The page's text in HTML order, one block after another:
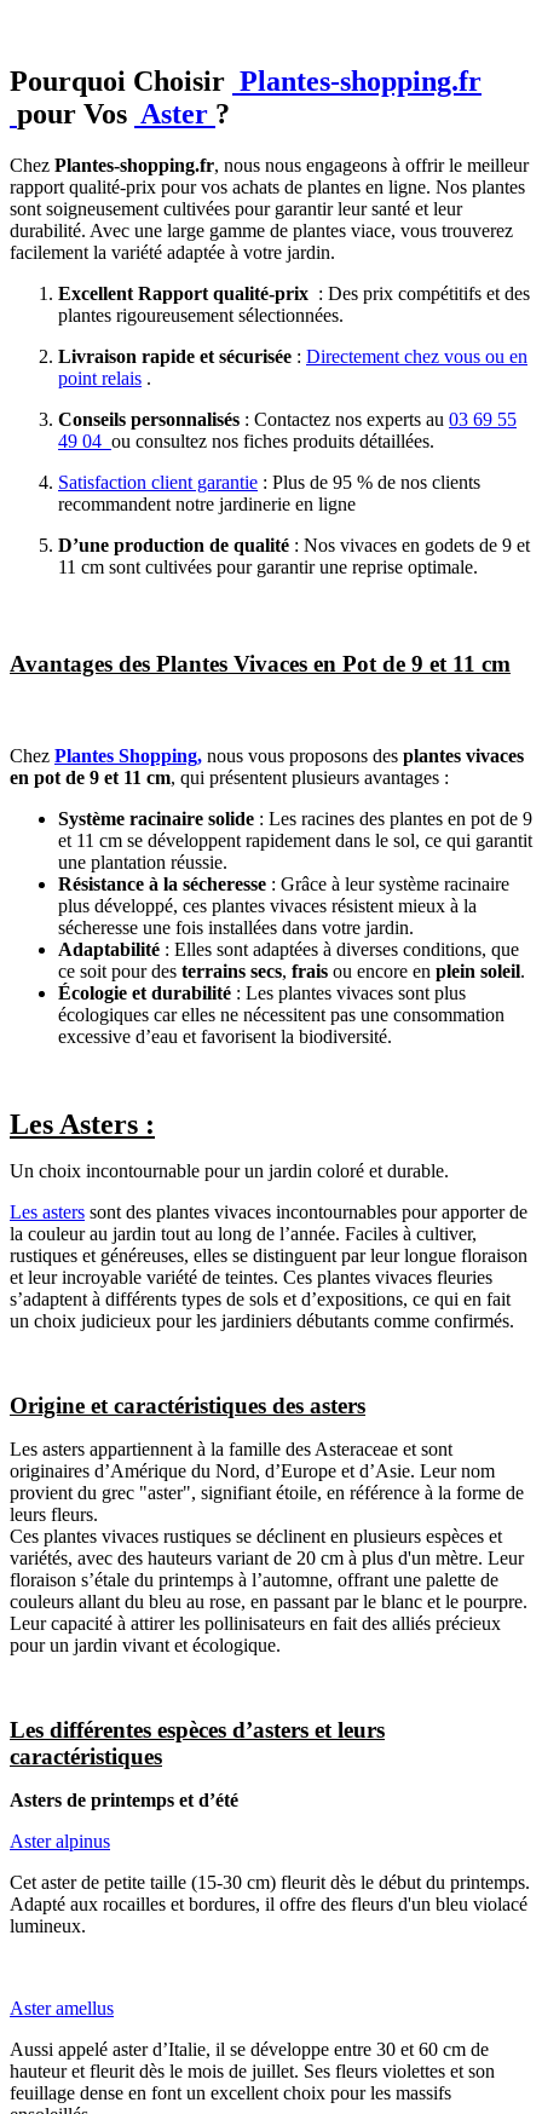
Pourquoi Choisir Plantes-shopping.fr
pour Vos Aster ?
Chez Plantes-shopping.fr, nous nous engageons à offrir le meilleur
rapport qualité-prix pour vos achats de plantes en ligne. Nos plantes
sont soigneusement cultivées pour garantir leur santé et leur
durabilité. Avec une large gamme de plantes viace, vous trouverez
facilement la variété adaptée à votre jardin.
Excellent Rapport qualité-prix : Des prix compétitifs et des
plantes rigoureusement sélectionnées.
Livraison rapide et sécurisée : Directement chez vous ou en
point relais .
Conseils personnalisés : Contactez nos experts au 03 69 55
49 04 ou consultez nos fiches produits détaillées.
Satisfaction client garantie : Plus de 95 % de nos clients
recommandent notre jardinerie en ligne
D’une production de qualité : Nos vivaces en godets de 9 et
11 cm sont cultivées pour garantir une reprise optimale.
Avantages des Plantes Vivaces en Pot de 9 et 11 cm
Chez Plantes Shopping, nous vous proposons des plantes vivaces
en pot de 9 et 11 cm, qui présentent plusieurs avantages :
Système racinaire solide : Les racines des plantes en pot de 9
et 11 cm se développent rapidement dans le sol, ce qui garantit
une plantation réussie.
Résistance à la sécheresse : Grâce à leur système racinaire
plus développé, ces plantes vivaces résistent mieux à la
sécheresse une fois installées dans votre jardin.
Adaptabilité : Elles sont adaptées à diverses conditions, que
ce soit pour des terrains secs, frais ou encore en plein soleil.
Écologie et durabilité : Les plantes vivaces sont plus
écologiques car elles ne nécessitent pas une consommation
excessive d’eau et favorisent la biodiversité.
Les Asters :
Un choix incontournable pour un jardin coloré et durable.
Les asters sont des plantes vivaces incontournables pour apporter de
la couleur au jardin tout au long de l’année. Faciles à cultiver,
rustiques et généreuses, elles se distinguent par leur longue floraison
et leur incroyable variété de teintes. Ces plantes vivaces fleuries
s’adaptent à différents types de sols et d’expositions, ce qui en fait
un choix judicieux pour les jardiniers débutants comme confirmés.
Origine et caractéristiques des asters
Les asters appartiennent à la famille des Asteraceae et sont
originaires d’Amérique du Nord, d’Europe et d’Asie. Leur nom
provient du grec "aster", signifiant étoile, en référence à la forme de
leurs fleurs.
Ces plantes vivaces rustiques se déclinent en plusieurs espèces et
variétés, avec des hauteurs variant de 20 cm à plus d'un mètre. Leur
floraison s’étale du printemps à l’automne, offrant une palette de
couleurs allant du bleu au rose, en passant par le blanc et le pourpre.
Leur capacité à attirer les pollinisateurs en fait des alliés précieux
pour un jardin vivant et écologique.
Les différentes espèces d’asters et leurs
caractéristiques
Asters de printemps et d’été
Aster alpinus
Cet aster de petite taille (15-30 cm) fleurit dès le début du printemps.
Adapté aux rocailles et bordures, il offre des fleurs d'un bleu violacé
lumineux.
Aster amellus
Aussi appelé aster d’Italie, il se développe entre 30 et 60 cm de
hauteur et fleurit dès le mois de juillet. Ses fleurs violettes et son
feuillage dense en font un excellent choix pour les massifs